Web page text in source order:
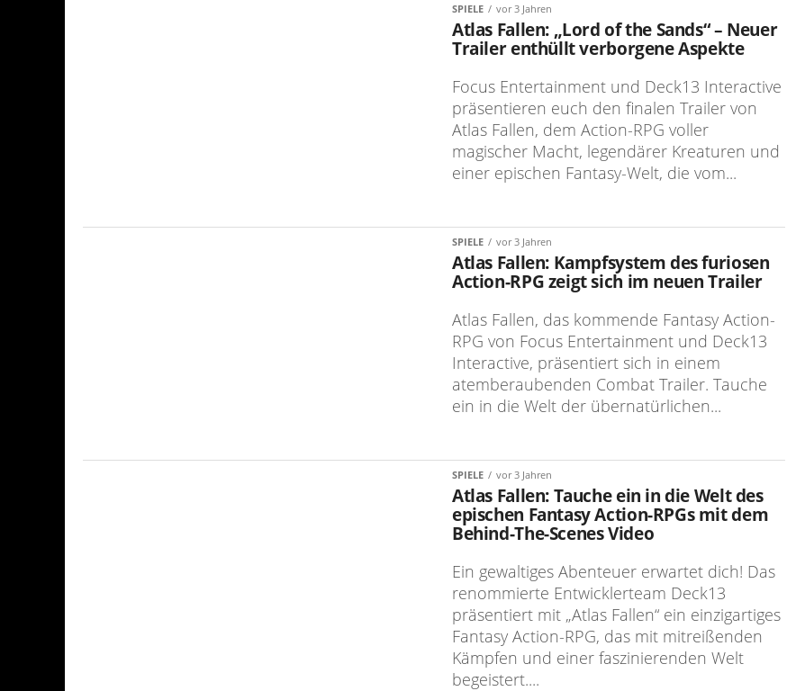
SPIELE vor 3 Jahren
Atlas Fallen: „Lord of the Sands“ – Neuer
Trailer enthüllt verborgene Aspekte
Focus Entertainment und Deck13 Interactive
präsentieren euch den finalen Trailer von
Atlas Fallen, dem Action-RPG voller
magischer Macht, legendärer Kreaturen und
einer epischen Fantasy-Welt, die vom...
SPIELE vor 3 Jahren
Atlas Fallen: Kampfsystem des furiosen
Action-RPG zeigt sich im neuen Trailer
Atlas Fallen, das kommende Fantasy Action-
RPG von Focus Entertainment und Deck13
Interactive, präsentiert sich in einem
atemberaubenden Combat Trailer. Tauche
ein in die Welt der übernatürlichen...
SPIELE vor 3 Jahren
Atlas Fallen: Tauche ein in die Welt des
epischen Fantasy Action-RPGs mit dem
Behind-The-Scenes Video
Ein gewaltiges Abenteuer erwartet dich! Das
renommierte Entwicklerteam Deck13
präsentiert mit „Atlas Fallen“ ein einzigartiges
Fantasy Action-RPG, das mit mitreißenden
Kämpfen und einer faszinierenden Welt
begeistert....